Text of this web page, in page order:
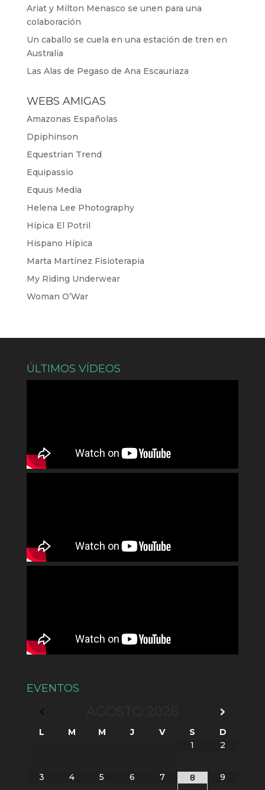
Ariat y Milton Menasco se unen para una
colaboración
Un caballo se cuela en una estación de tren en
Australia
Las Alas de Pegaso de Ana Escauriaza
WEBS AMIGAS
Amazonas Españolas
Dpiphinson
Equestrian Trend
Equipassio
Equus Media
Helena Lee Photography
Hípica El Potril
Hispano Hípica
Marta Martínez Fisioterapia
My Riding Underwear
Woman O’War
ÚLTIMOS VÍDEOS
EVENTOS
L M M J V S
D
1
2
3 4 5 6 7 8 9